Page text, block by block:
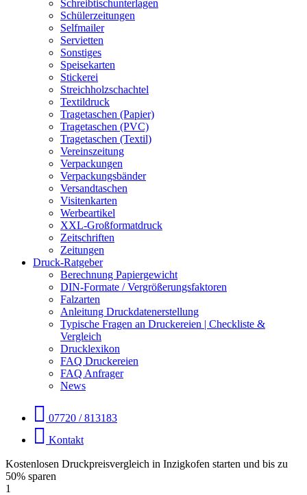
Schreibtischunterlagen
Schülerzeitungen
Selfmailer
Servietten
Sonstiges
Speisekarten
Stickerei
Streichholzschachtel
Textildruck
Tragetaschen (Papier)
Tragetaschen (PVC)
Tragetaschen (Textil)
Vereinszeitung
Verpackungen
Verpackungsbänder
Versandtaschen
Visitenkarten
Werbeartikel
XXL-Großformatdruck
Zeitschriften
Zeitungen
Druck-Ratgeber
Berechnung Papiergewicht
DIN-Formate / Vergrößerungsfaktoren
Falzarten
Anleitung Druckdatenerstellung
Typische Fragen an Druckereien | Checkliste &
Vergleich
Drucklexikon
FAQ Druckereien
FAQ Anfrager
News
07720 / 813183
Kontakt
Kostenlosen Druckpreisvergleich in Inzigkofen starten und bis zu
50% sparen
1